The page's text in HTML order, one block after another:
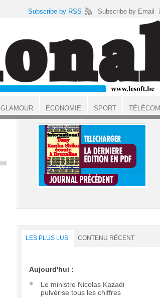
LES PLUS LUS CONTENU RÉCENT
Aujourd'hui :
Le ministre Nicolas Kazadi
pulvérise tous les chiffres
Subscribe by RSS Subscribe by Email
GLAMOUR ECONOMIE SPORT TÉLÉCOM